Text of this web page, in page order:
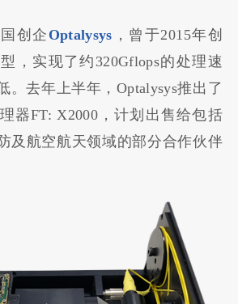
创企 Optalysys ，曾于2015年创
，实现了约320Gflops的处理速
。去年上半年，Optalysys推出了
器FT: X2000，计划出售给包括
及航空航天领域的部分合作伙伴